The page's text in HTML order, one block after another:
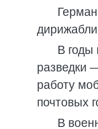
В
разведки
работу
почтовых
В